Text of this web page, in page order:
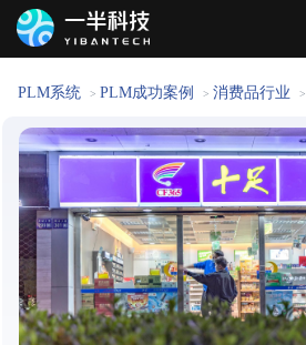
PLM系统 > PLM成功案例 > 消费品行业 >